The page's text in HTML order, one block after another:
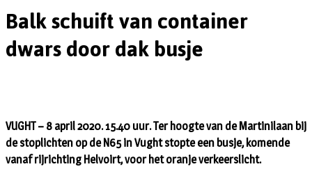
Balk schuift van container
dwars door dak busje
VUGHT – 8 april 2020. 15.40 uur. Ter hoogte van de Martinilaan bij
de stoplichten op de N65 in Vught stopte een busje, komende
vanaf rijrichting Helvoirt, voor het oranje verkeerslicht.